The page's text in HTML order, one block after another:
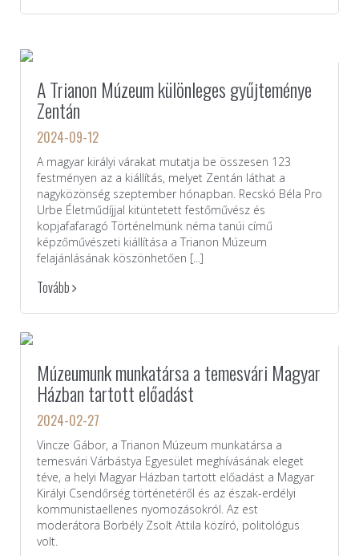
A Trianon Múzeum különleges gyűjteménye
Zentán
2024-09-12
A magyar királyi várakat mutatja be összesen 123
festményen az a kiállítás, melyet Zentán láthat a
nagyközönség szeptember hónapban. Recskó Béla Pro
Urbe Életműdíjjal kitüntetett festőművész és
kopjafafaragó Történelmünk néma tanúi című
képzőművészeti kiállítása a Trianon Múzeum
felajánlásának köszönhetően [...]
Tovább
Múzeumunk munkatársa a temesvári Magyar
Házban tartott előadást
2024-02-27
Vincze Gábor, a Trianon Múzeum munkatársa a
temesvári Várbástya Egyesület meghívásának eleget
téve, a helyi Magyar Házban tartott előadást a Magyar
Királyi Csendőrség történetéről és az észak-erdélyi
kommunistaellenes nyomozásokról. Az est
moderátora Borbély Zsolt Attila közíró, politológus
volt.